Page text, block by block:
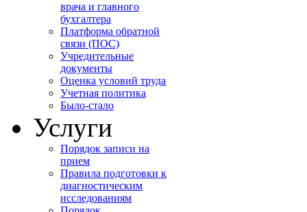
врача и главного
бухгалтера
Платформа обратной
связи (ПОС)
Учредительные
документы
Оценка условий труда
Учетная политика
Было-стало
Услуги
Порядок записи на
прием
Правила подготовки к
диагностическим
исследованиям